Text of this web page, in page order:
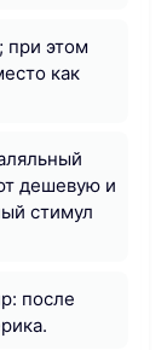
при этом
как
дешевую и
стимул
после